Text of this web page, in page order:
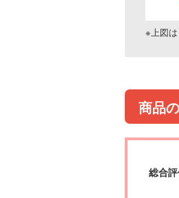
※上図は
商品
総合